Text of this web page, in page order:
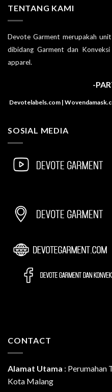
TENTANG KAMI
Devote Garment merupakah
dibidang Garment dan
apparel.
-
Devotelabels.com |
SOSIAL MEDIA
CONTACT
Alamat Utama : Perumahan
Kota Malang